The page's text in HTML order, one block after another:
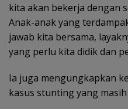
kita akan bekerja dengan
Anak-anak yang
jawab kita bersama,
yang perlu kita didik dan
Ia juga mengungkapkan
kasus stunting yang